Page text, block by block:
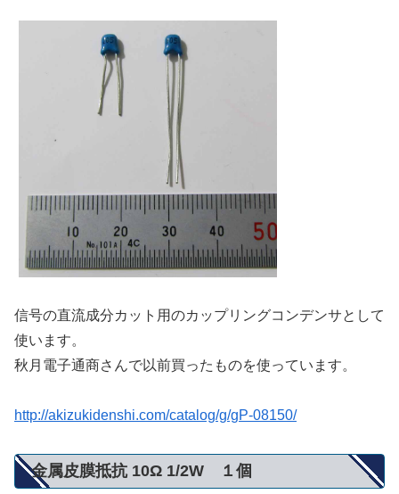
信号の直流成分カット用のカップリングコンデンサとして
使います。
秋月電子通商さんで以前買ったものを使っています。
http://akizukidenshi.com/catalog/g/gP-08150/
金属皮膜抵抗 10Ω 1/2W １個